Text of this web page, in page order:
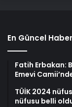
En Güncel
Fatih Erbakan:
Emevi
TÜİK 2024
nüfusu belli